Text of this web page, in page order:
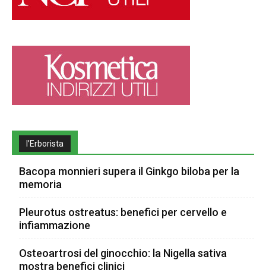
l’Erborista
Bacopa monnieri supera il Ginkgo biloba per la
memoria
Pleurotus ostreatus: benefici per cervello e
infiammazione
Osteoartrosi del ginocchio: la Nigella sativa
mostra benefici clinici